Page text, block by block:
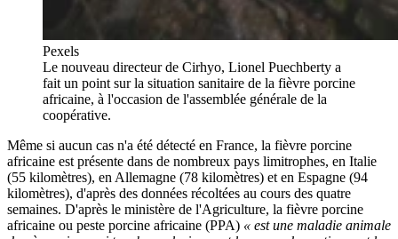
Pexels
Le nouveau directeur de Cirhyo, Lionel Puechberty a
fait un point sur la situation sanitaire de la fièvre porcine
africaine, à l'occasion de l'assemblée générale de la
coopérative.
Même si aucun cas n'a été détecté en France, la fièvre porcine
africaine est présente dans de nombreux pays limitrophes, en Italie
(55 kilomètres), en Allemagne (78 kilomètres) et en Espagne (94
kilomètres), d'après des données récoltées au cours des quatre
semaines. D'après le ministère de l'Agriculture, la fièvre porcine
africaine ou peste porcine africaine (PPA) « est une maladie animale